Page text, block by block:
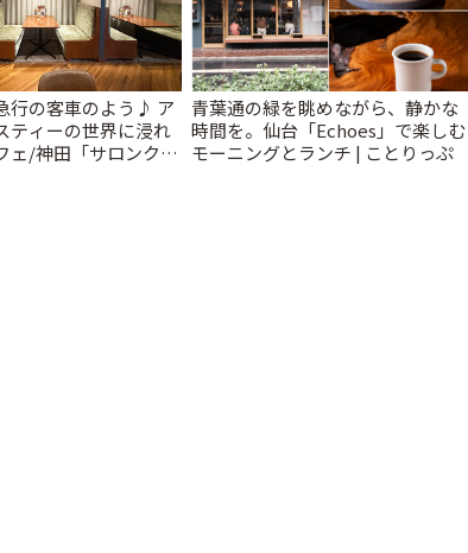
行の客車のよう♪ ア
ティーの世界に浸れ
ェ/神田「サロンクリ
青葉通の緑を眺めながら、静かな
時間を。仙台「Echoes」で楽しむ
モーニングとランチ | ことりっぷ